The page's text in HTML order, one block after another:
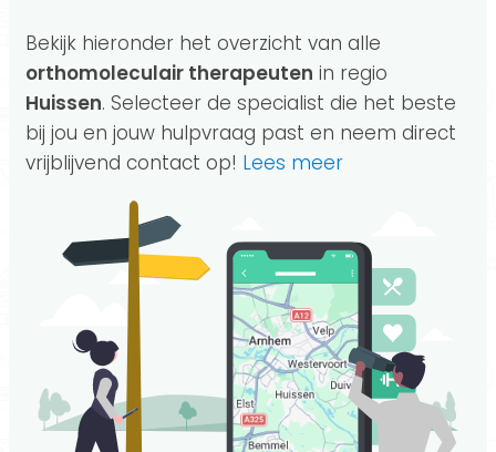
Bekijk hieronder het overzicht van alle
orthomoleculair therapeuten in regio
Huissen. Selecteer de specialist die het beste
bij jou en jouw hulpvraag past en neem direct
vrijblijvend contact op! Lees meer